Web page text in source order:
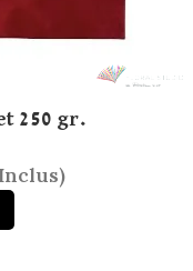
250 gr.